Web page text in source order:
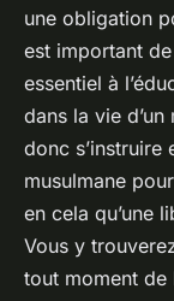
une obligation
est important
essentiel à
dans la vie
donc s’instruire
musulmane
en cela qu’une
Vous y
tout moment de